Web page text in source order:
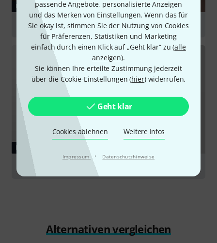
passende Angebote, personalisierte Anzeigen
und das Merken von Einstellungen. Wenn das für
Sie okay ist, stimmen Sie der Nutzung von Cookies
für Präferenzen, Statistiken und Marketing
einfach durch einen Klick auf „Geht klar“ zu (alle
anzeigen).
Sie können Ihre erteilte Zustimmung jederzeit
über die Cookie-Einstellungen (hier) widerrufen.
Geht klar
Cookies ablehnen Weitere Infos
Impressum · Datenschutzhinweise
RATGEBER
Kabel
RATGEBER
Alternativen vergleichen